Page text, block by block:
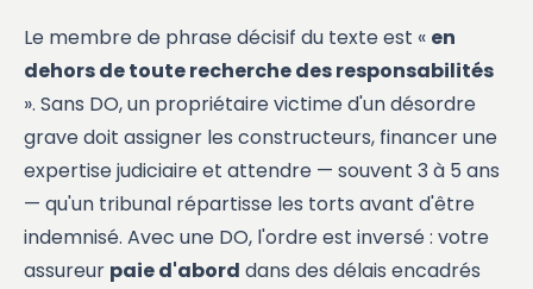
Le membre de phrase décisif du texte est « en
dehors de toute recherche des responsabilités
». Sans DO, un propriétaire victime d'un désordre
grave doit assigner les constructeurs, financer une
expertise judiciaire et attendre — souvent 3 à 5 ans
— qu'un tribunal répartisse les torts avant d'être
indemnisé. Avec une DO, l'ordre est inversé : votre
assureur paie d'abord dans des délais encadrés